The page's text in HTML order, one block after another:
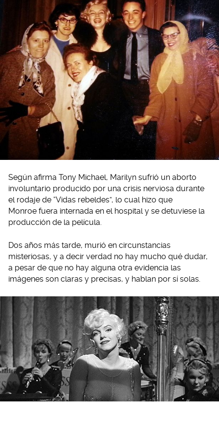
Según afirma Tony Michael, Marilyn sufrió un aborto
involuntario producido por una crisis nerviosa durante
el rodaje de “Vidas rebeldes”, lo cual hizo que
Monroe fuera internada en el hospital y se detuviese la
producción de la película.
Dos años más tarde, murió en circunstancias
misteriosas, y a decir verdad no hay mucho qué dudar,
a pesar de que no hay alguna otra evidencia las
imágenes son claras y precisas, y hablan por sí solas.